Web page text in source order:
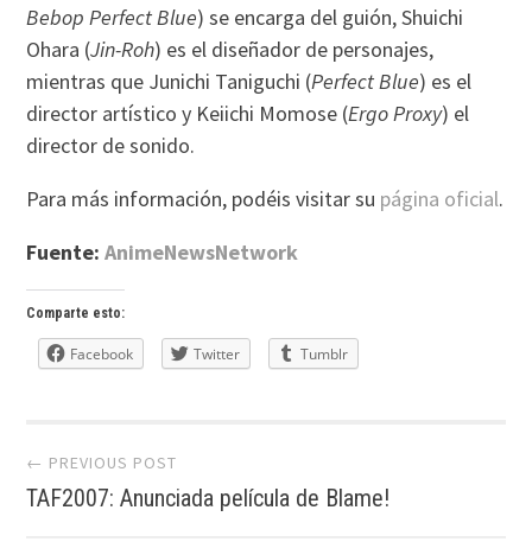
Bebop Perfect Blue) se encarga del guión, Shuichi
Ohara (Jin-Roh) es el diseñador de personajes,
mientras que Junichi Taniguchi (Perfect Blue) es el
director artístico y Keiichi Momose (Ergo Proxy) el
director de sonido.
Para más información, podéis visitar su página oficial.
Fuente:AnimeNewsNetwork
Comparte esto:
Facebook Twitter Tumblr
Post
← PREVIOUS POST
TAF2007: Anunciada película de Blame!